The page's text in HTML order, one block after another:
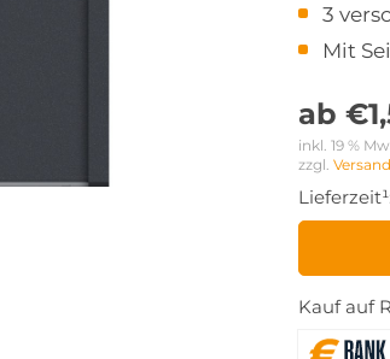
3
Mit
ab €
inkl. 19 %
zzgl.
Kauf auf